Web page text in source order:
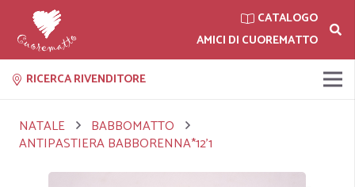
CATALOGO
AMICI DI CUOREMATTO
RICERCA RIVENDITORE
NATALE
BABBOMATTO
ANTIPASTIERA BABBORENNA*12'1